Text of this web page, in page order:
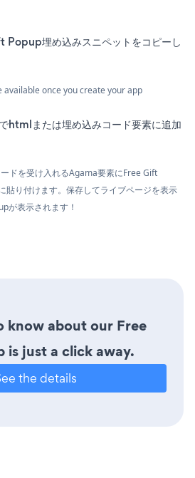
埋め込みスニペットをコピーし
available once you create your app
htmlまたは埋め込みコード要素に追加
ドを受け入れるAgama要素にFree Gift
貼り付けます。保存してライブページを表示
が表示されます！
know about our Free
is just a click away.
the details